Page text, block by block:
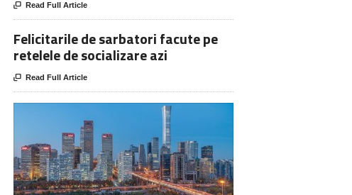
 Read Full Article
Felicitarile de sarbatori facute pe
retelele de socializare azi
 Read Full Article